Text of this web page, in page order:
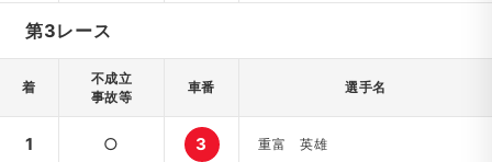
第3レース
着
不成立
事故等
車番 選手名
1 ○ 3 重富 英雄